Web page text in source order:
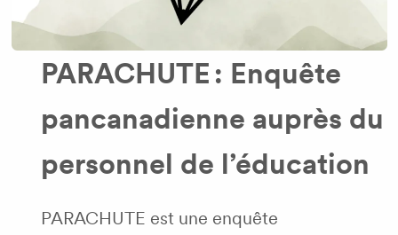
PARACHUTE : Enquête
pancanadienne auprès du
personnel de l’éducation
PARACHUTE est une enquête